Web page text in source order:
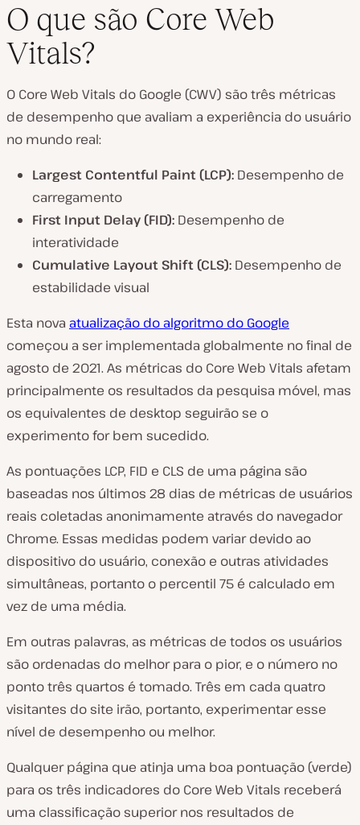
O que são Core Web
Vitals?
O Core Web Vitals do Google (CWV) são três métricas
de desempenho que avaliam a experiência do usuário
no mundo real:
Largest Contentful Paint (LCP): Desempenho de
carregamento
First Input Delay (FID): Desempenho de
interatividade
Cumulative Layout Shift (CLS): Desempenho de
estabilidade visual
Esta nova atualização do algoritmo do Google
começou a ser implementada globalmente no final de
agosto de 2021. As métricas do Core Web Vitals afetam
principalmente os resultados da pesquisa móvel, mas
os equivalentes de desktop seguirão se o
experimento for bem sucedido.
As pontuações LCP, FID e CLS de uma página são
baseadas nos últimos 28 dias de métricas de usuários
reais coletadas anonimamente através do navegador
Chrome. Essas medidas podem variar devido ao
dispositivo do usuário, conexão e outras atividades
simultâneas, portanto o percentil 75 é calculado em
vez de uma média.
Em outras palavras, as métricas de todos os usuários
são ordenadas do melhor para o pior, e o número no
ponto três quartos é tomado. Três em cada quatro
visitantes do site irão, portanto, experimentar esse
nível de desempenho ou melhor.
Qualquer página que atinja uma boa pontuação (verde)
para os três indicadores do Core Web Vitals receberá
uma classificação superior nos resultados de